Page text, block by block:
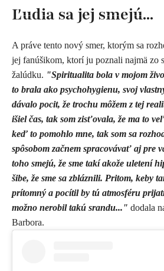
Ľudia sa jej smejú...
A práve tento nový smer, ktorým sa
jej fanúšikom, ktorí ju poznali najmä zo
žalúdku. "Spiritualita bola v mojom
to brala ako psychohygienu, svoj
dávalo pocit, že trochu môžem z tej
išiel čas, tak som zisťovala, že ma to
keď to pomohlo mne, tak som sa
spôsobom začnem spracovávať aj pre
toho smejú, že sme takí akože uletení
šibe, že sme sa zbláznili. Pritom, keby
prítomný a pocítil by tú atmosféru
možno nerobil takú srandu..." dodala
Barbora.